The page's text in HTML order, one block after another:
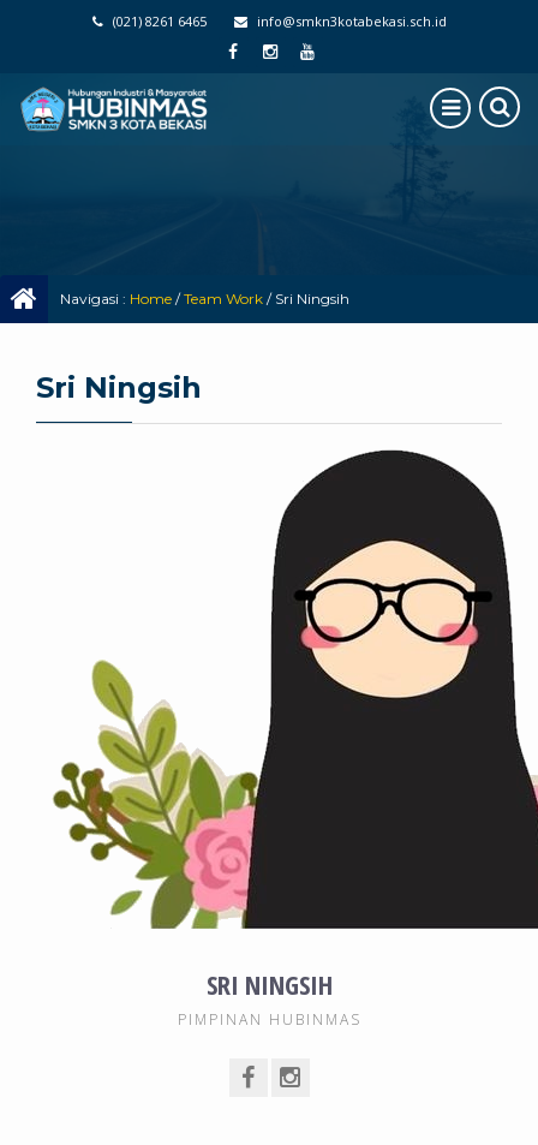
(021) 8261 6465 info@smkn3kotabekasi.sch.id
Navigasi : Home /Team Work / Sri Ningsih
Sri Ningsih
SRI NINGSIH
PIMPINAN HUBINMAS